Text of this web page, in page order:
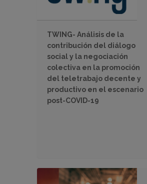
TWING- Análisis de la
contribución del diálogo
social y la negociación
colectiva en la promoción
del teletrabajo decente y
productivo en el escenario
post-COVID-19